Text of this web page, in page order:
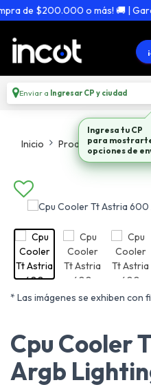
de $200.000 o más! 🚚 |
Enviar a Ingresar CP y ciudad
Inicio Productos Cooler
* Las imágenes se exhiben con
Cpu Cooler
Argb
Ingresa tu CP
para
opciones de